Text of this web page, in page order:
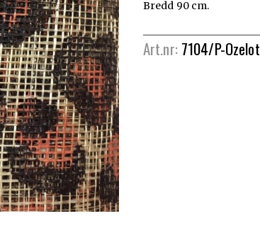
Bredd 90 cm.
Art.nr:7104/P-Ozelot